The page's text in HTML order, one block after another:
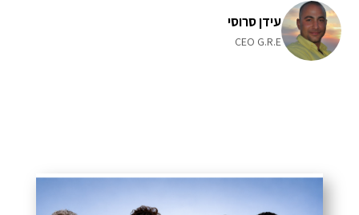
עידן סרוסי
CEO G.R.E